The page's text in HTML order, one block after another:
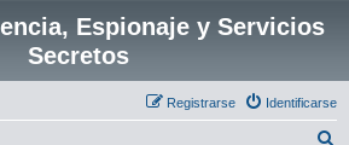
Espionaje y Servicios
Secretos
Identificarse
Registrarse